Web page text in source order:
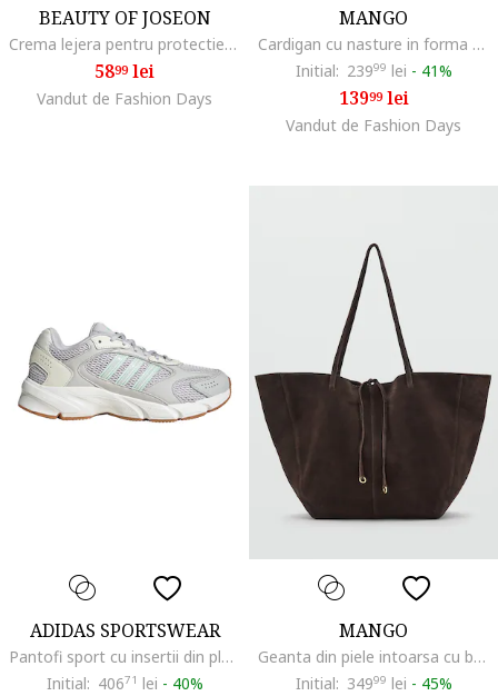
BEAUTY OF JOSEON
Crema lejera pentru protectie solara cu SPF 50, PA++++, extract de orez si vit. B5, 50 ml
5899lei
Vandut de Fashion Days
MANGO
Cardigan cu nasture in forma de soare si maneci medi, Bej deschis
Initial: 23999 lei - 41%
13999lei
Vandut de Fashion Days
ADIDAS SPORTSWEAR
Pantofi sport cu insertii din plasa Crazychaos 2000, Gri deschis/Albastru prafuit/Alb murdar
Initial: 40671 lei - 40%
MANGO
Geanta din piele intoarsa cu bareta de umar si model uni, Maro
Initial: 34999 lei - 45%